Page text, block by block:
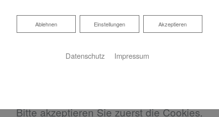
Ihr Budgetkalkulator Bad
Bitte akzeptieren Sie zuerst die Cookies.
Akzeptieren
Einstellungen
Ablehnen
Ablehnen
Datenschutz Impressum